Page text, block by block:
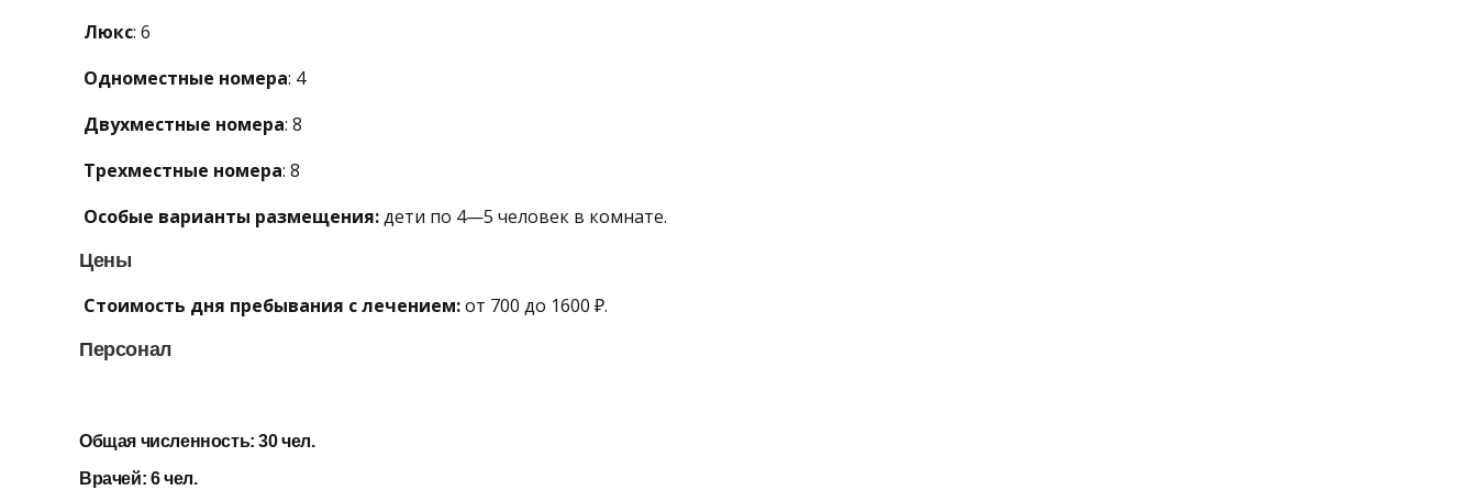
Люкс: 6
Одноместные номера: 4
Двухместные номера: 8
Трехместные номера: 8
Особые варианты размещения:дети по 4—5 человек в комнате.
Цены
Стоимость дня пребывания с лечением:от 700 до 1600 ₽.
Персонал
Общая численность:30 чел.
Врачей: 6 чел.